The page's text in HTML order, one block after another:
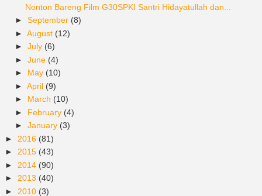
Nonton Bareng Film G30SPKI Santri Hidayatullah dan...
► September (8)
► August (12)
► July (6)
► June (4)
► May (10)
► April (9)
► March (10)
► February (4)
► January (3)
► 2016 (81)
► 2015 (43)
► 2014 (90)
► 2013 (40)
► 2010 (3)